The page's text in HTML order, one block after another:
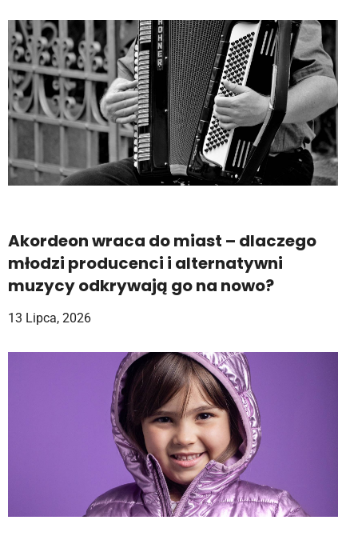
Akordeon wraca do miast – dlaczego
młodzi producenci i alternatywni
muzycy odkrywają go na nowo?
13 Lipca, 2026